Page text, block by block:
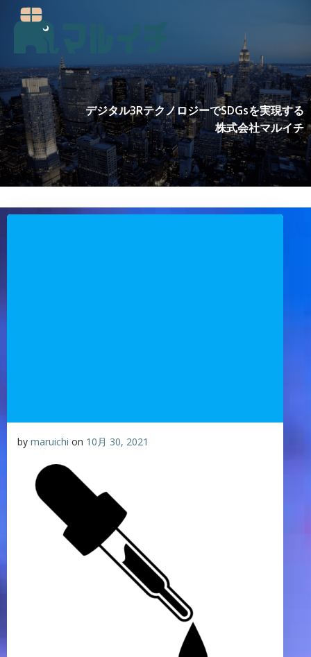
ツ
へ
ス
キ
ッ
プ
デジタル3RテクノロジーでSDGsを実現する
株式会社マルイチ
by maruichi on 10月 30, 2021